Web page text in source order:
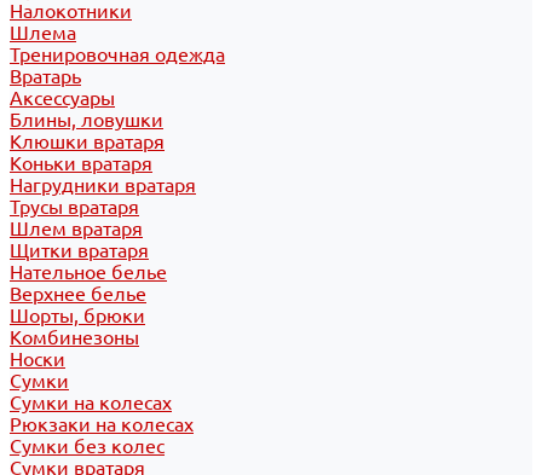
Налокотники
Шлема
Тренировочная одежда
Вратарь
Аксессуары
Блины, ловушки
Клюшки вратаря
Коньки вратаря
Нагрудники вратаря
Трусы вратаря
Шлем вратаря
Щитки вратаря
Нательное белье
Верхнее белье
Шорты, брюки
Комбинезоны
Носки
Сумки
Сумки на колесах
Рюкзаки на колесах
Сумки без колес
Сумки вратаря